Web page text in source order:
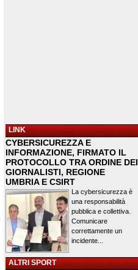
LINK
CYBERSICUREZZA E
INFORMAZIONE, FIRMATO IL
PROTOCOLLO TRA ORDINE DEI
GIORNALISTI, REGIONE
UMBRIA E CSIRT
La cybersicurezza è
una responsabilità
pubblica e collettiva.
Comunicare
correttamente un
incidente...
ALTRI SPORT